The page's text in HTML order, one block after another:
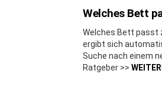
Welches Bett
Welches Bett passt
ergibt sich
Suche nach einem
Ratgeber >>